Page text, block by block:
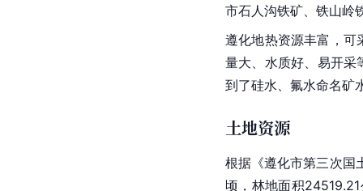
市石人沟铁矿、铁山岭
遵化地热资源丰富，
量大、水质好、易开采
到了硅水、氟水命名矿
土地资源
根据《遵化市第三次国
顷，林地面积